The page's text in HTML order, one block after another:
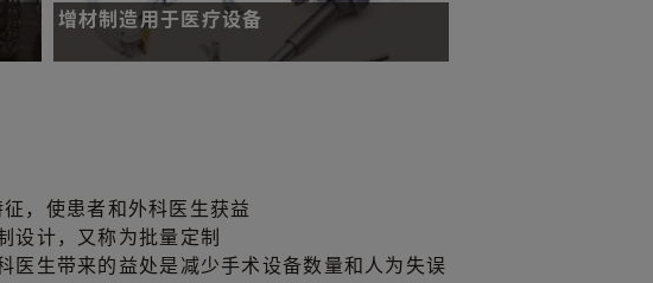
增材制造用于医疗设备
，使患者和外科医生获益
设计，又称为批量定制
生带来的益处是减少手术设备数量和人为失误